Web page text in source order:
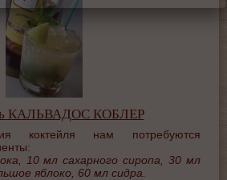
КАЛЬВАДОС КОБЛЕР
коктейля нам потребуются
10 мл сахарного сиропа, 30 мл
яблоко, 60 мл сидра.